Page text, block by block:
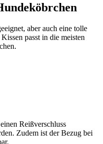
aber auch eine tolle
passt in die meisten
Reißverschluss
Zudem ist der Bezug bei